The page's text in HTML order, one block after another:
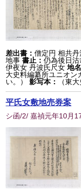
差出書：僧定円 相共
地事書止：仍為後日
伊夜女 丹波氏尺女 地
大史料編纂所ユニオン
い。）
影写本： （東
平氏女敷地売券案
シ函/2/ 嘉禎元年10月